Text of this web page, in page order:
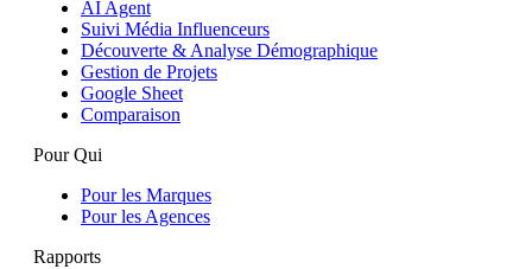
AI Agent
Suivi Média Influenceurs
Découverte & Analyse Démographique
Gestion de Projets
Google Sheet
Comparaison
Pour Qui
Pour les Marques
Pour les Agences
Rapports